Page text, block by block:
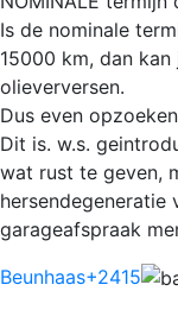
Is de nominale
15000 km, dan
olieverversen.
Dus even
Dit is. w.s.
wat rust te geven,
hersendegeneratie
garageafspraak
Beunhaas+2415